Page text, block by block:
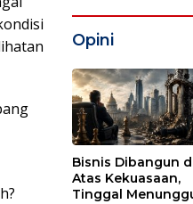
Opini
Bisnis Dibangun
Atas Kekuasaan,
Tinggal